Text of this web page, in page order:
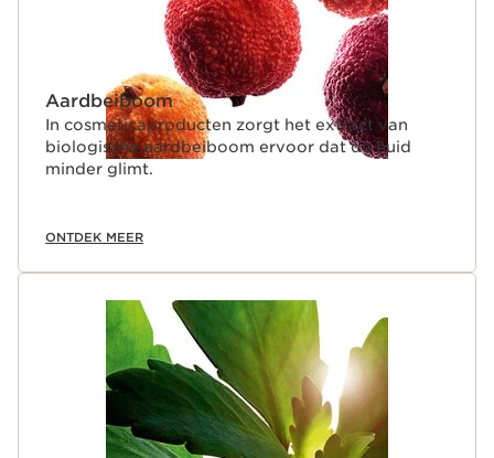
Aardbeiboom
In cosmeticaproducten zorgt het extract van
biologische aardbeiboom ervoor dat de huid
minder glimt.
ONTDEK MEER